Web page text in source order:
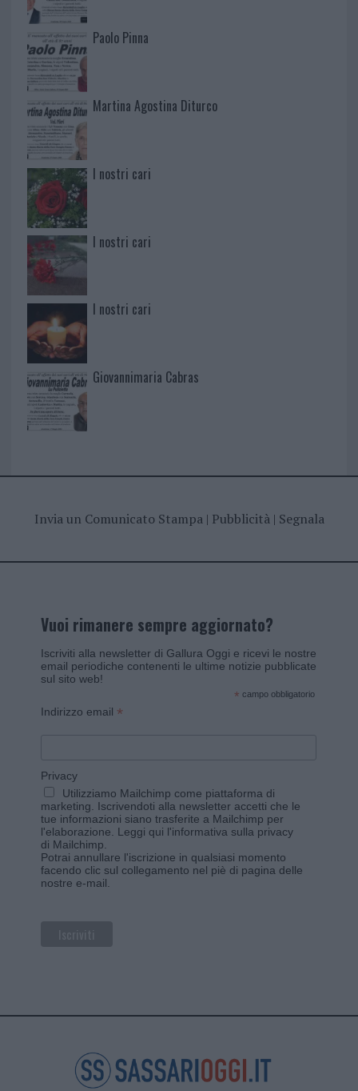
Paolo Pinna
Martina Agostina Diturco
I nostri cari
I nostri cari
I nostri cari
Giovannimaria Cabras
Invia un Comunicato Stampa| Pubblicità| Segnala
Vuoi rimanere sempre aggiornato?
Iscriviti alla newsletter di Gallura Oggi e ricevi le nostre
email periodiche contenenti le ultime notizie pubblicate
sul sito web!
* campo obbligatorio
Indirizzo email *
Privacy
Utilizziamo Mailchimp come piattaforma di
marketing. Iscrivendoti alla newsletter accetti che le
tue informazioni siano trasferite a Mailchimp per
l'elaborazione. Leggi qui l'informativa sulla privacy
di Mailchimp
Potrai annullare l'iscrizione in qualsiasi momento
facendo clic sul collegamento nel piè di pagina delle
nostre e-mail.